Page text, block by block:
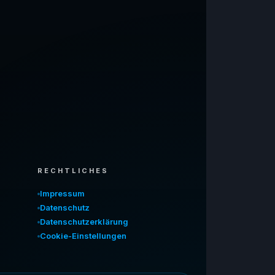
RECHTLICHES
Impressum
Datenschutz
Datenschutzerklärung
Cookie-Einstellungen